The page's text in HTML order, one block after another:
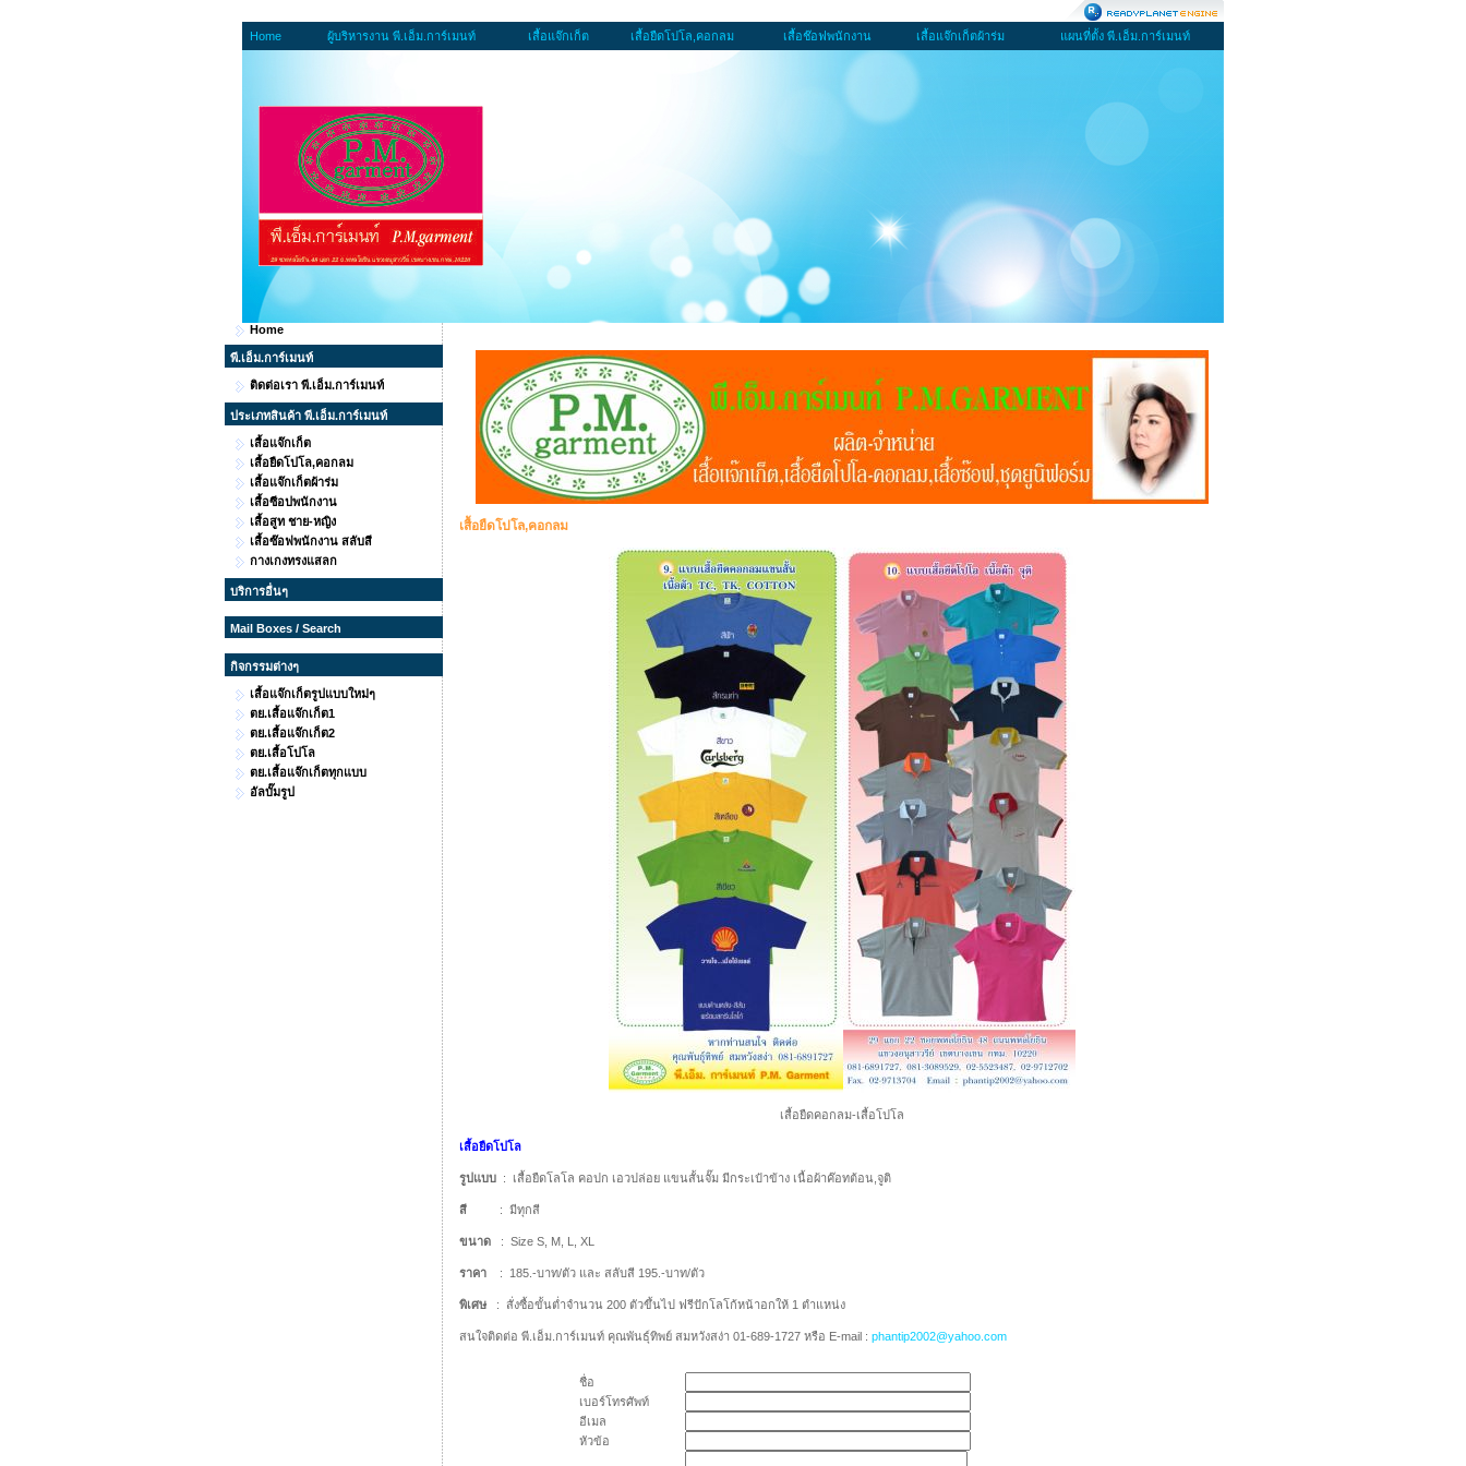
Home ผู้บริหารงาน พี.เอ็ม.การ์เมนท์ เสื้อแจ๊กเก็ต เสื้อยืดโปโล,คอกลม เสื้อช๊อฟพนักงาน เสื้อแจ๊กเก็ตผ้าร่ม แผนที่ตั้ง พี.เอ็ม.การ์เมนท์
Home
พี.เอ็ม.การ์เมนท์
ติดต่อเรา พี.เอ็ม.การ์เมนท์
ประเภทสินค้า พี.เอ็ม.การ์เมนท์
เสื้อแจ๊กเก็ต
เสื้อยืดโปโล,คอกลม
เสื้อแจ๊กเก็ตผ้าร่ม
เสื้อซีอปพนักงาน
เสื้อสูท ชาย-หญิง
เสื้อซ๊อฟพนักงาน สลับสี
กางเกงทรงแสลก
บริการอื่นๆ
Mail Boxes / Search
กิจกรรมต่างๆ
เสื้อแจ๊กเก็ตรูปแบบใหม่ๆ
ตย.เสื้อแจ๊กเก็ต1
ตย.เสื้อแจ๊กเก็ต2
ตย.เสื้อโปโล
ตย.เสื้อแจ๊กเก็ตทุกแบบ
อัลบั๊มรูป
เสื้อยืดโปโล,คอกลม
เสื้อยืดคอกลม-เสื้อโปโล
เสื้อยืดโปโล
รูปแบบ : เสื้อยืดโลโล คอปก เอวปล่อย แขนสั้นจั๊ม มีกระเป๋าข้าง เนื้อผ้าค๊อทต้อน,จูติ
สี : มีทุกสี
ขนาด : Size S, M, L, XL
ราคา : 185.-บาท/ตัว และ สลับสี 195.-บาท/ตัว
พิเศษ : สั่งซื้อขั้นต่ำจำนวน 200 ตัวขึ้นไป ฟรีปักโลโก้หน้าอกให้ 1 ตำแหน่ง
สนใจติดต่อ พี.เอ็ม.การ์เมนท์ คุณพันธุ์ทิพย์ สมหวังสง่า 01-689-1727 หรือ E-mail : phantip2002@yahoo.com
ชื่อ
เบอร์โทรศัพท์
อีเมล
หัวข้อ